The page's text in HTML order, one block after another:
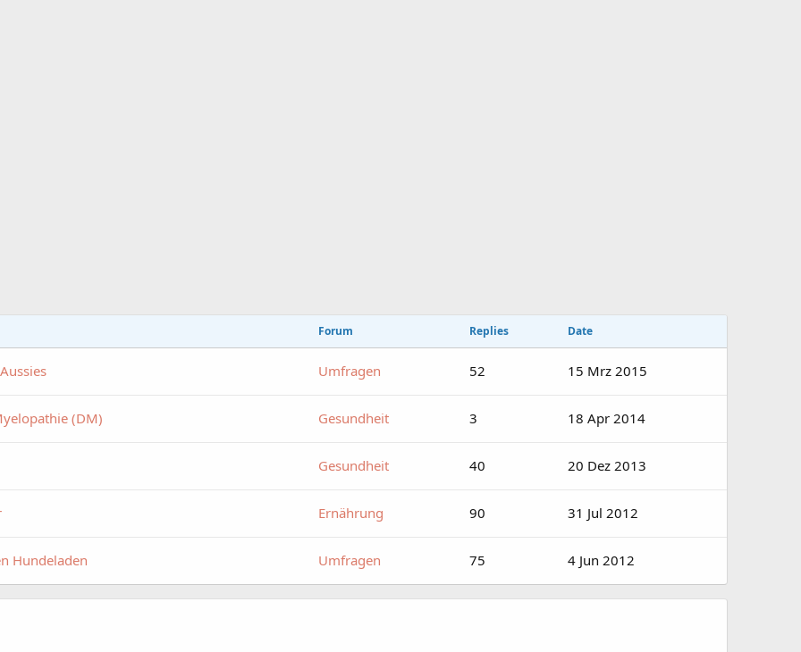
Forum Replies Date
Umfragen 52 15 Mrz 2015
(DM) Gesundheit 3 18 Apr 2014
Gesundheit 40 20 Dez 2013
Ernährung 90 31 Jul 2012
Hundeladen Umfragen 75 4 Jun 2012